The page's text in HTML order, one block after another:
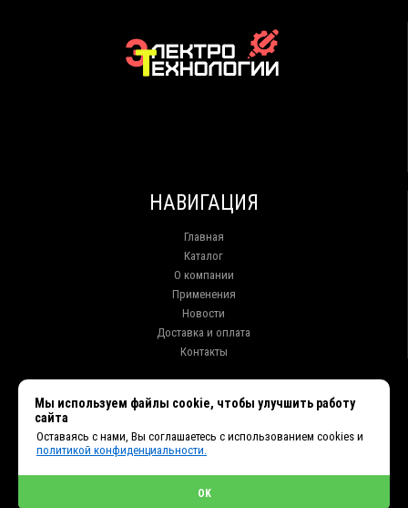
НАВИГАЦИЯ
Главная
Каталог
О компании
Применения
Новости
Доставка и оплата
Контакты
+7 (914) 010-76-83, 8 (3952) 93-27-93 - Отдел продаж
+7 (950) 075-85-99 - Техническая поддержка
et2@et38.ru - Отдел продаж
Мы используем файлы cookie, чтобы улучшить работу
сайта
Оставаясь с нами, Вы соглашаетесь с использованием cookies и
политикой конфиденциальности.
OK